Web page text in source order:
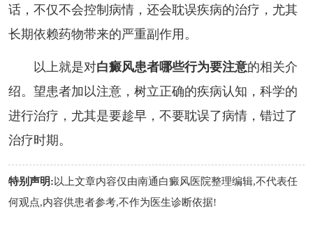
话，不仅不会控制病情，还会耽误疾病的治疗，尤其
长期依赖药物带来的严重副作用。
以上就是对白癜风患者哪些行为要注意的相关介
绍。望患者加以注意，树立正确的疾病认知，科学的
进行治疗，尤其是要趁早，不要耽误了病情，错过了
治疗时期。
特别声明:以上文章内容仅由南通白癜风医院整理编辑,不代表任
何观点,内容供患者参考,不作为医生诊断依据!